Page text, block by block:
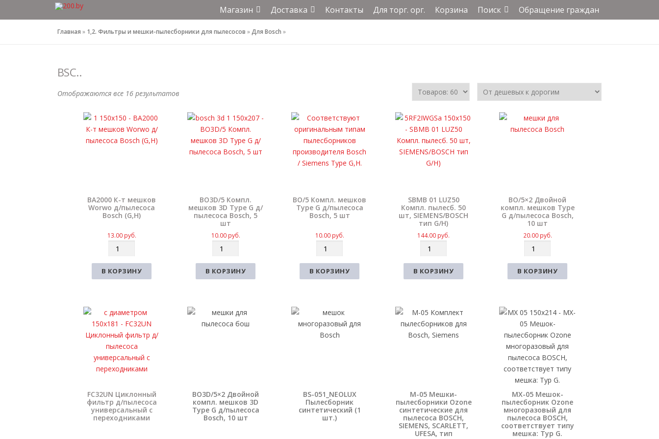
Магазин Доставка Контакты Для торг. орг. Корзина Поиск Обращение граждан
Главная » 1,2. Фильтры и мешки-пылесборники для пылесосов »Для Bosch »
BSC..
Отображаются все 16 результатов
BA2000 К-т мешков
Worwo д/пылесоса
Bosch (G,H)
13.00 руб.
л
и
с
т
в
о
В КОРЗИНУ
BO3D/5 Компл.
мешков 3D Type G д/
пылесоса Bosch, 5
шт
10.00 руб.
л
и
с
т
В КОРЗИНУ
BO/5 Компл. мешков
Type G д/пылесоса
Bosch, 5 шт
10.00 руб.
л
и
т
В КОРЗИНУ
SBMB 01 LUZ50
Компл. пылесб. 50
шт, SIEMENS/BOSCH
тип G/H)
144.00 руб.
л
и
с
т
в
В КОРЗИНУ
BO/5×2 Двойной
компл. мешков Type
G д/пылесоса Bosch,
10 шт
20.00 руб.
л
и
с
т
в
о
В КОРЗИНУ
FC32UN Циклонный
фильтр д/пылесоса
универсальный с
переходниками
BO3D/5×2 Двойной
компл. мешков 3D
Type G д/пылесоса
Bosch, 10 шт
BS-051_NEOLUX
Пылесборник
синтетический (1
шт.)
M-05 Мешки-
пылесборники Ozone
синтетические для
пылесоса BOSCH,
SIEMENS, SCARLETT,
UFESA, тип
MX-05 Мешок-
пылесборник Ozone
многоразовый для
пылесоса BOSCH,
соответствует типу
мешка: Typ G.